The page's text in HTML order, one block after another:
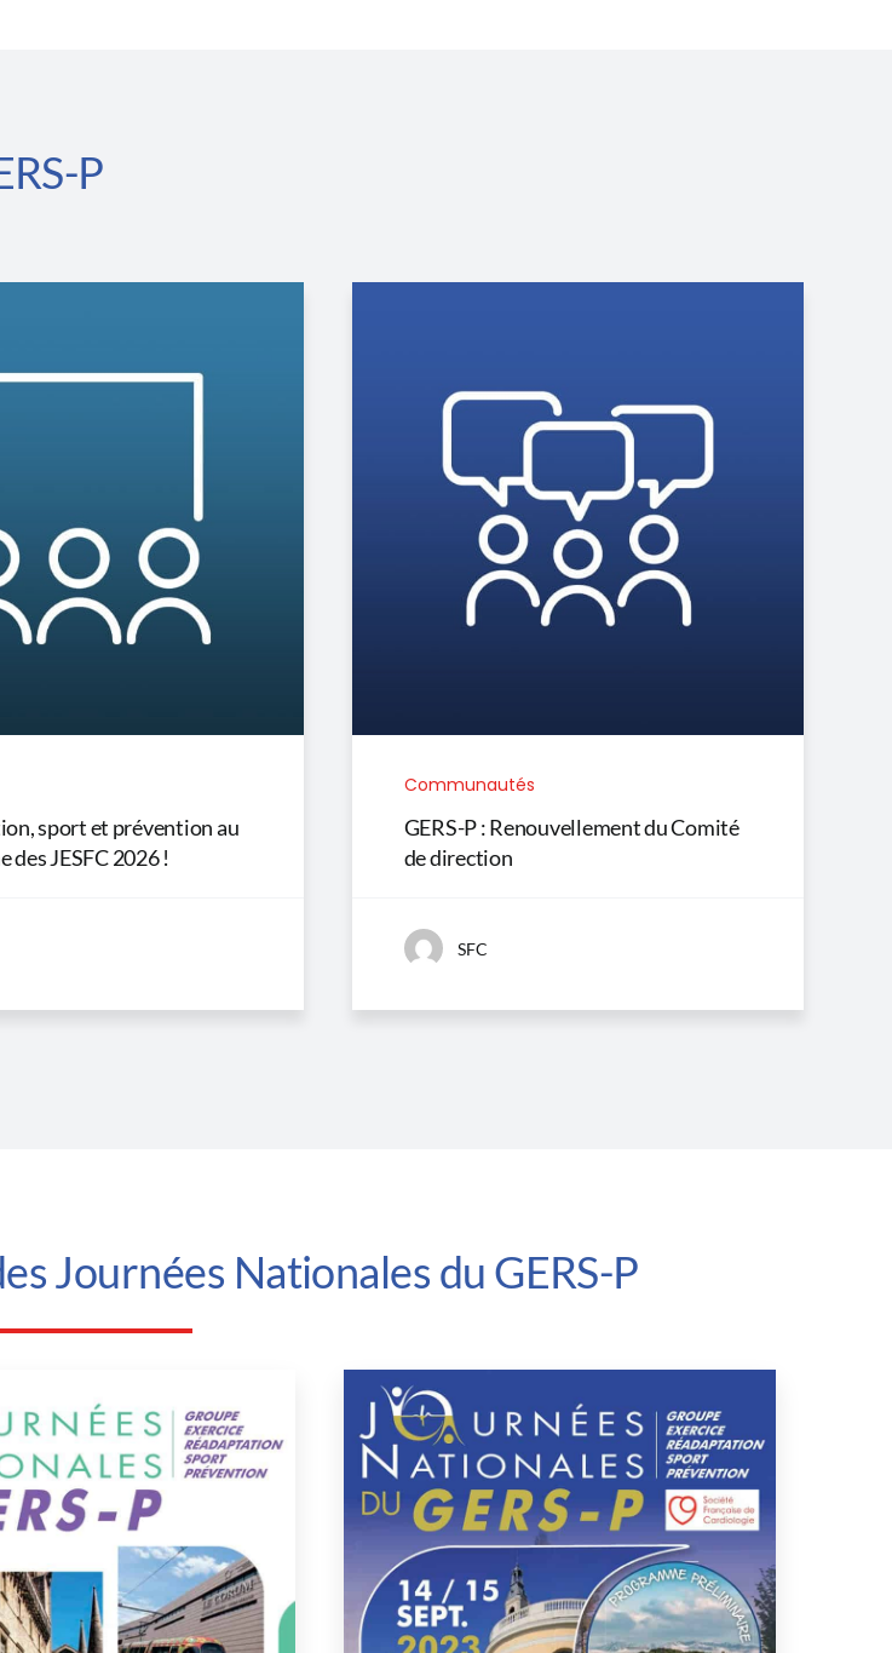
P
sport et prévention au
des JESFC 2026 !
Communautés
GERS-P : Renouvellement du Comité
de direction
SFC
Journées Nationales du GERS-P